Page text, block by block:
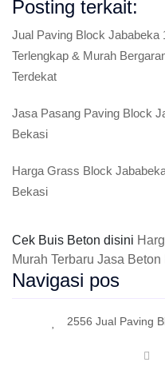
Posting terkait:
Jual Paving Block Jababeka
Terlengkap & Murah
Terdekat
Jasa Pasang Paving Block
Bekasi
Harga Grass Block
Bekasi
Cek Buis Beton disini
Murah Terbaru Jasa Beton
Navigasi pos
2556 Jual Paving